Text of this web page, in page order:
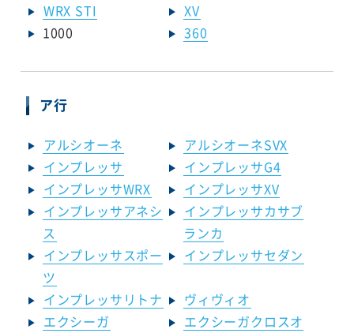
WRX STI
XV
1000
360
ア行
アルシオーネ
アルシオーネSVX
インプレッサ
インプレッサG4
インプレッサWRX
インプレッサXV
インプレッサアネシ
ス
インプレッサカサブ
ランカ
インプレッサスポー
ツ
インプレッサセダン
インプレッサリトナ
ヴィヴィオ
エクシーガ
エクシーガクロスオ